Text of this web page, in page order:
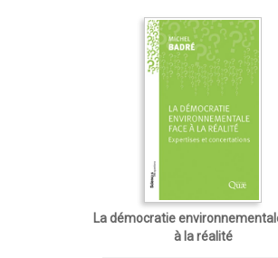
La démocratie
à la réalité